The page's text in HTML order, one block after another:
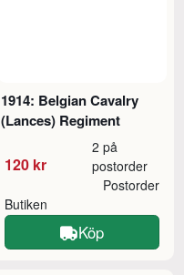
1914: Belgian Cavalry
(Lances) Regiment
120 kr
2 på
postorder
Butiken
Postorder
Köp